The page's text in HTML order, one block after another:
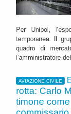
Per Unipol,
temporanea. Il
quadro di
l’amministratore
AVIAZIONE CIVILE
rotta: Carlo
timone come